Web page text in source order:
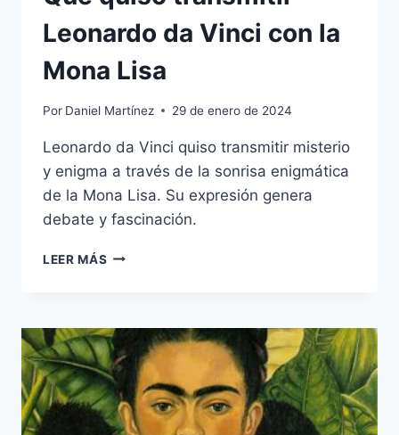
Leonardo da Vinci con la
Mona Lisa
Por Daniel Martínez 29 de enero de 2024
Leonardo da Vinci quiso transmitir misterio
y enigma a través de la sonrisa enigmática
de la Mona Lisa. Su expresión genera
debate y fascinación.
LEER MÁS QUE
DA
VINCI
CON
LA
MONA
LISA